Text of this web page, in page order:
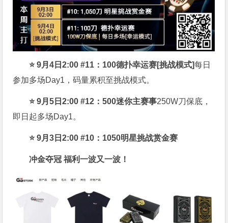
⭐ 9月4日2:00 #11：100德扑幸运赛[挑战模式]每日
参加多场Day1，码量累积至挑战模式。
⭐ 9月5日2:00 #12：500迷你主赛事250W刀保底，
即日起多场Day1。
⭐9月3日2:00 #10 ：1050明星挑战赏金赛
冲金夺冠 福利一波又一波！